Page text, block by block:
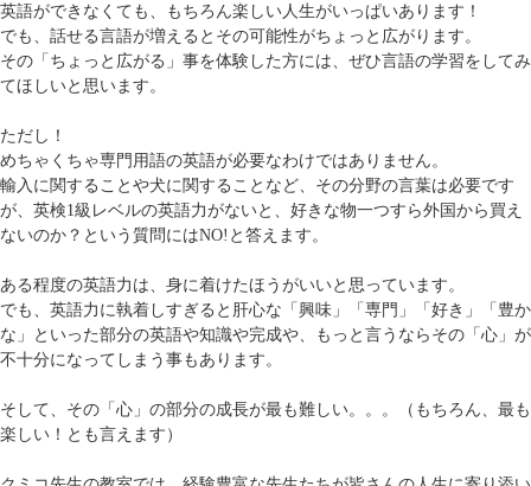
英語ができなくても、もちろん楽しい人生がいっぱいあります！
でも、話せる言語が増えるとその可能性がちょっと広がります。
その「ちょっと広がる」事を体験した方には、ぜひ言語の学習をしてみ
てほしいと思います。
ただし！
めちゃくちゃ専門用語の英語が必要なわけではありません。
輸入に関することや犬に関することなど、その分野の言葉は必要です
が、英検1級レベルの英語力がないと、好きな物一つすら外国から買え
ないのか？という質問にはNO!と答えます。
ある程度の英語力は、身に着けたほうがいいと思っています。
でも、英語力に執着しすぎると肝心な「興味」「専門」「好き」「豊か
な」といった部分の英語や知識や完成や、もっと言うならその「心」が
不十分になってしまう事もあります。
そして、その「心」の部分の成長が最も難しい。。。（もちろん、最も
楽しい！とも言えます）